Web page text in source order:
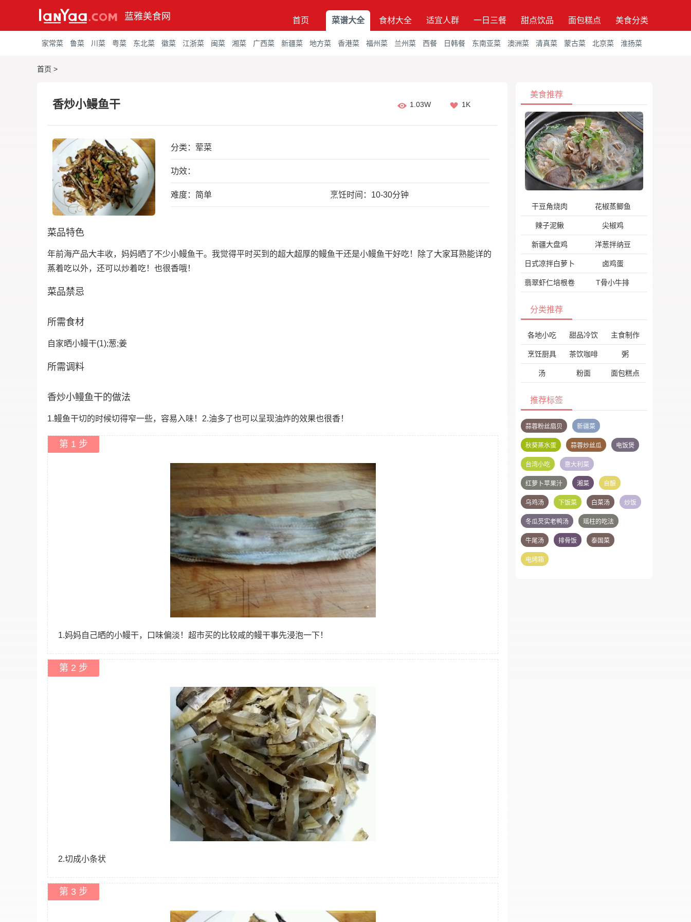
蓝雅美食网 首页 菜谱大全 食材大全 适宜人群 一日三餐 甜点饮品 面包糕点 美食分类
家常菜 鲁菜 川菜 粤菜 东北菜 徽菜 江浙菜 闽菜 湘菜 广西菜 新疆菜 地方菜 香港菜 福州菜 兰州菜 西餐 日韩餐 东南亚菜 澳洲菜 清真菜 蒙古菜 北京菜 淮扬菜
首页 >
香炒小鳗鱼干 1.03W 1K
分类： 荤菜
功效：
难度：简单 烹饪时间：10-30分钟
菜品特色
年前海产品大丰收，妈妈晒了不少小鳗鱼干。我觉得平时买到的超大超厚的鳗鱼干还是小鳗鱼干好吃！除了大家耳熟能详的
蒸着吃以外，还可以炒着吃！也很香哦！
菜品禁忌
所需食材
自家晒小鳗干(1);葱;姜
所需调料
香炒小鳗鱼干的做法
1.鳗鱼干切的时候切得窄一些，容易入味！2.油多了也可以呈现油炸的效果也很香！
第 1 步
1.妈妈自己晒的小鳗干，口味偏淡！超市买的比较咸的鳗干事先浸泡一下！
第 2 步
2.切成小条状
第 3 步
美食推荐
干豆角烧肉 花椒蒸鲫鱼
辣子泥鳅 尖椒鸡
新疆大盘鸡 洋葱拌纳豆
日式凉拌白萝卜 卤鸡蛋
翡翠虾仁培根卷 T骨小牛排
分类推荐
各地小吃 甜品冷饮 主食制作
烹饪厨具 茶饮咖啡 粥
汤 粉面 面包糕点
推荐标签
蒜蓉粉丝扇贝 新疆菜
秋葵蒸水蛋 蒜蓉炒丝瓜 电饭煲
台湾小吃 意大利菜
红萝卜苹果汁 湘菜 自酿
乌鸡汤 下饭菜 白菜汤 炒饭
冬瓜芡实老鸭汤 瑶柱的吃法
牛尾汤 排骨饭 泰国菜
电烤箱